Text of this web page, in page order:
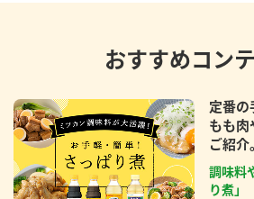
おすすめコン
定番の
もも肉
ご紹介。
調味料
り煮」